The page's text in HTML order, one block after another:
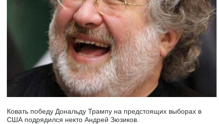
Ковать победу Дональду Трампу на предстоящих выборах в
США подрядился некто Андрей Зюзиков.